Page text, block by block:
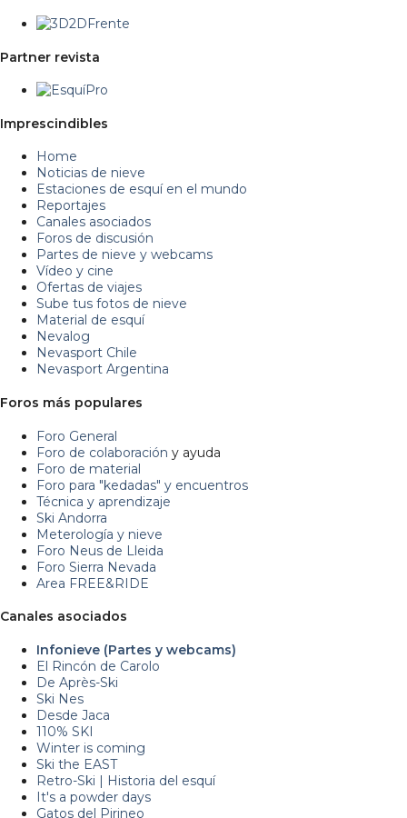
Partner revista
Imprescindibles
Home
Noticias de nieve
Estaciones de esquí en el mundo
Reportajes
Canales asociados
Foros de discusión
Partes de nieve y webcams
Vídeo y cine
Ofertas de viajes
Sube tus fotos de nieve
Material de esquí
Nevalog
Nevasport Chile
Nevasport Argentina
Foros más populares
Foro General
Foro de colaboración y ayuda
Foro de material
Foro para "kedadas" y encuentros
Técnica y aprendizaje
Ski Andorra
Meterología y nieve
Foro Neus de Lleida
Foro Sierra Nevada
Area FREE&RIDE
Canales asociados
Infonieve (Partes y webcams)
El Rincón de Carolo
De Après-Ski
Ski Nes
Desde Jaca
110% SKI
Winter is coming
Ski the EAST
Retro-Ski | Historia del esquí
It's a powder days
Gatos del Pirineo